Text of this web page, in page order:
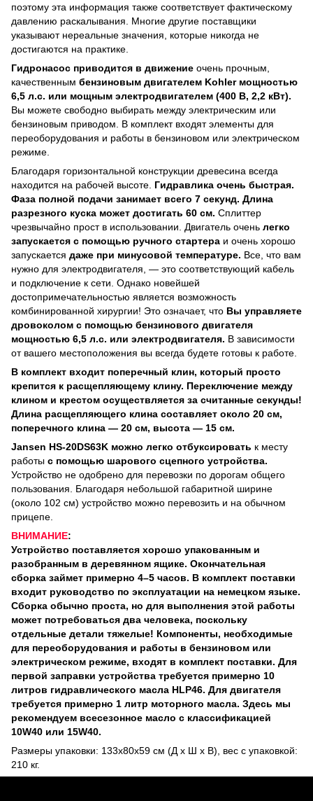
поэтому эта информация также соответствует фактическому
давлению раскалывания. Многие другие поставщики
указывают нереальные значения, которые никогда не
достигаются на практике.
Гидронасос приводится в движение очень прочным,
качественным бензиновым двигателем Kohler мощностью
6,5 л.с. или мощным электродвигателем (400 В, 2,2 кВт).
Вы можете свободно выбирать между электрическим или
бензиновым приводом. В комплект входят элементы для
переоборудования и работы в бензиновом или электрическом
режиме.
Благодаря горизонтальной конструкции древесина всегда
находится на рабочей высоте. Гидравлика очень быстрая.
Фаза полной подачи занимает всего 7 секунд. Длина
разрезного куска может достигать 60 см. Сплиттер
чрезвычайно прост в использовании. Двигатель очень легко
запускается с помощью ручного стартера и очень хорошо
запускается даже при минусовой температуре. Все, что вам
нужно для электродвигателя, — это соответствующий кабель
и подключение к сети. Однако новейшей
достопримечательностью является возможность
комбинированной хирургии! Это означает, что Вы управляете
дровоколом с помощью бензинового двигателя
мощностью 6,5 л.с. или электродвигателя. В зависимости
от вашего местоположения вы всегда будете готовы к работе.
В комплект входит поперечный клин, который просто
крепится к расщепляющему клину. Переключение между
клином и крестом осуществляется за считанные секунды!
Длина расщепляющего клина составляет около 20 см,
поперечного клина — 20 см, высота — 15 см.
Jansen HS-20DS63K можно легко отбуксировать к месту
работы с помощью шарового сцепного устройства.
Устройство не одобрено для перевозки по дорогам общего
пользования. Благодаря небольшой габаритной ширине
(около 102 см) устройство можно перевозить и на обычном
прицепе.
ВНИМАНИЕ:
Устройство поставляется хорошо упакованным и
разобранным в деревянном ящике. Окончательная
сборка займет примерно 4–5 часов. В комплект поставки
входит руководство по эксплуатации на немецком языке.
Сборка обычно проста, но для выполнения этой работы
может потребоваться два человека, поскольку
отдельные детали тяжелые! Компоненты, необходимые
для переоборудования и работы в бензиновом или
электрическом режиме, входят в комплект поставки. Для
первой заправки устройства требуется примерно 10
литров гидравлического масла HLP46. Для двигателя
требуется примерно 1 литр моторного масла. Здесь мы
рекомендуем всесезонное масло с классификацией
10W40 или 15W40.
Размеры упаковки: 133x80x59 см (Д x Ш x В), вес с упаковкой:
210 кг.